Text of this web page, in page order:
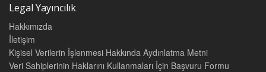
Legal Yayıncılık
Hakkımızda
İletişim
Kişisel Verilerin İşlenmesi Hakkında Aydınlatma Metni
Veri Sahiplerinin Haklarını Kullanmaları İçin Başvuru Formu